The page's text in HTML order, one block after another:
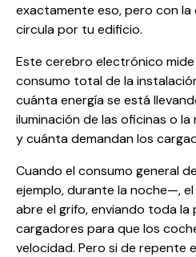
exactamente eso, pero con la
circula por tu edificio.
Este cerebro electrónico
consumo total de la
cuánta energía se está
iluminación de las oficinas o
y cuánta demandan los
Cuando el consumo general
ejemplo, durante la noche—,
abre el grifo, enviando toda
cargadores para que los
velocidad. Pero si de repente